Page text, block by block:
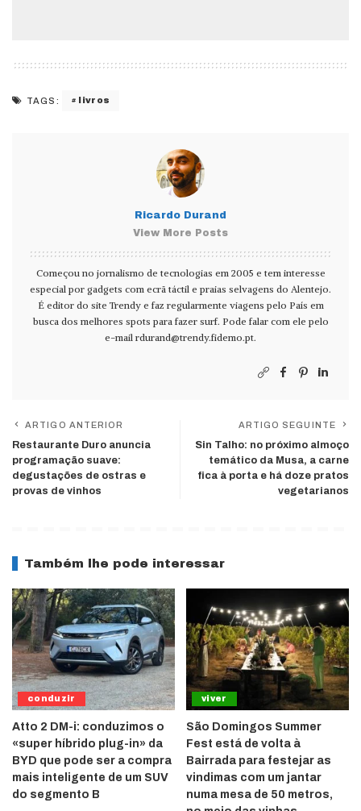
TAGS: livros
Ricardo Durand
View More Posts
Começou no jornalismo de tecnologias em 2005 e tem interesse
especial por gadgets com ecrã táctil e praias selvagens do Alentejo.
É editor do site Trendy e faz regularmente viagens pelo País em
busca dos melhores spots para fazer surf. Pode falar com ele pelo
e-mail rdurand@trendy.fidemo.pt.
ARTIGO ANTERIOR
Restaurante Duro anuncia
programação suave:
degustações de ostras e
provas de vinhos
ARTIGO SEGUINTE
Sin Talho: no próximo almoço
temático da Musa, a carne
fica à porta e há doze pratos
vegetarianos
Também lhe pode interessar
conduzir
Atto 2 DM-i: conduzimos o
«super híbrido plug-in» da
BYD que pode ser a compra
mais inteligente de um SUV
do segmento B
viver
São Domingos Summer
Fest está de volta à
Bairrada para festejar as
vindimas com um jantar
numa mesa de 50 metros,